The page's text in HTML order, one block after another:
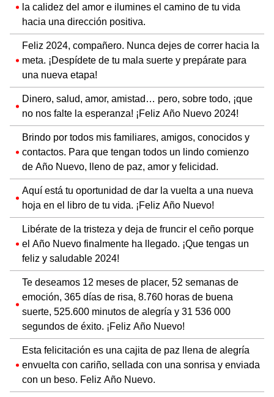
la calidez del amor e ilumines el camino de tu vida
hacia una dirección positiva.
Feliz 2024, compañero. Nunca dejes de correr hacia la
meta. ¡Despídete de tu mala suerte y prepárate para
una nueva etapa!
Dinero, salud, amor, amistad… pero, sobre todo, ¡que
no nos falte la esperanza! ¡Feliz Año Nuevo 2024!
Brindo por todos mis familiares, amigos, conocidos y
contactos. Para que tengan todos un lindo comienzo
de Año Nuevo, lleno de paz, amor y felicidad.
Aquí está tu oportunidad de dar la vuelta a una nueva
hoja en el libro de tu vida. ¡Feliz Año Nuevo!
Libérate de la tristeza y deja de fruncir el ceño porque
el Año Nuevo finalmente ha llegado. ¡Que tengas un
feliz y saludable 2024!
Te deseamos 12 meses de placer, 52 semanas de
emoción, 365 días de risa, 8.760 horas de buena
suerte, 525.600 minutos de alegría y 31 536 000
segundos de éxito. ¡Feliz Año Nuevo!
Esta felicitación es una cajita de paz llena de alegría
envuelta con cariño, sellada con una sonrisa y enviada
con un beso. Feliz Año Nuevo.